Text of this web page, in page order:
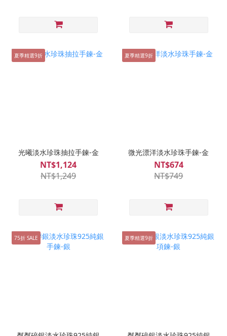
夏季精選9折
光曦淡水珍珠抽拉手鍊-金
NT$1,124
NT$1,249
夏季精選9折
微光漂洋淡水珍珠手鍊-金
NT$674
NT$749
75折 SALE 夏季精選9折